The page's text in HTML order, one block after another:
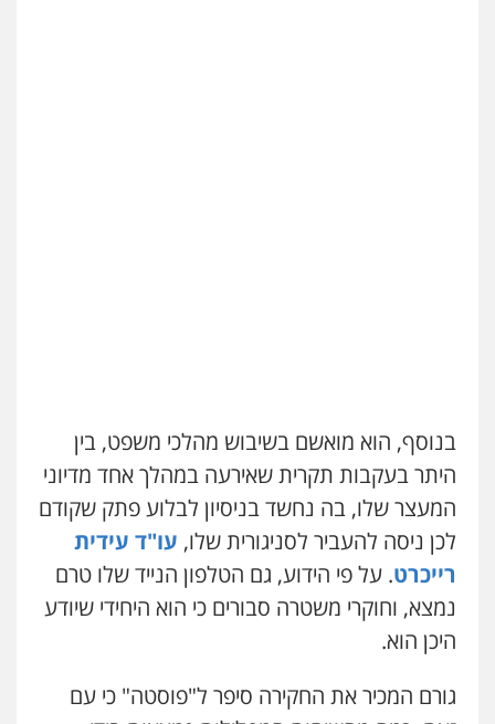
בנוסף, הוא מואשם בשיבוש מהלכי משפט, בין
היתר בעקבות תקרית שאירעה במהלך אחד מדיוני
המעצר שלו, בה נחשד בניסיון לבלוע פתק שקודם
לכן ניסה להעביר לסניגורית שלו, עו"ד עידית
רייכרט. על פי הידוע, גם הטלפון הנייד שלו טרם
נמצא, וחוקרי משטרה סבורים כי הוא היחידי שיודע
היכן הוא.
גורם המכיר את החקירה סיפר ל"פוסטה" כי עם